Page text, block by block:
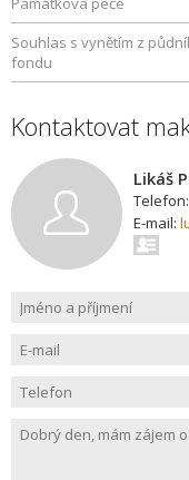
Souhlas s vynětím z
fondu
Kontaktovat
Likáš
E-mail: